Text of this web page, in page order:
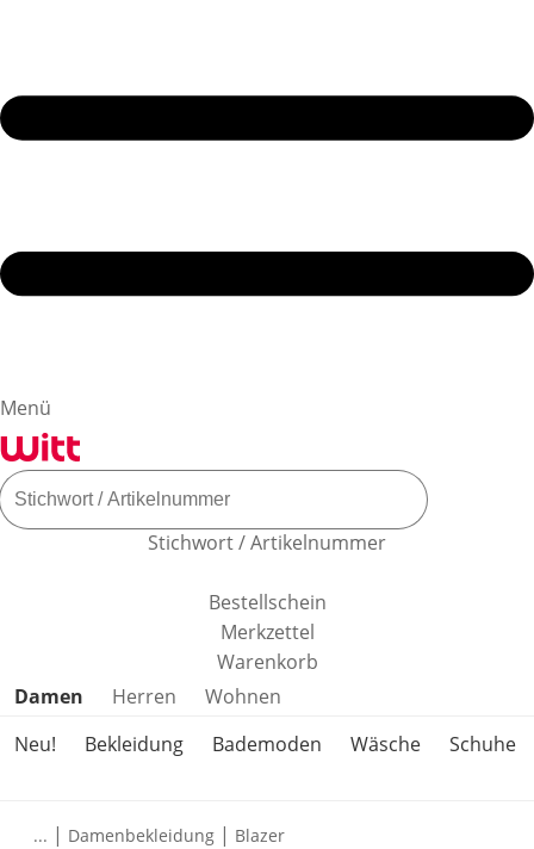
Menü
Stichwort / Artikelnummer
Bestellschein
Merkzettel
Warenkorb
Produktkategorien überspringen
Damen Herren
Wohnen
Neu!
Bekleidung Bademoden Wäsche Schuhe
... | Damenbekleidung | Blazer